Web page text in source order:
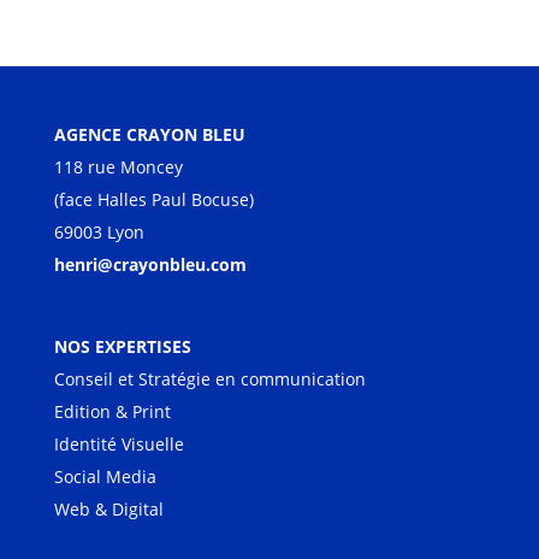
AGENCE CRAYON BLEU
118 rue Moncey
(face Halles Paul Bocuse)
69003 Lyon
henri@crayonbleu.com
NOS EXPERTISES
Conseil et Stratégie en communication
Edition & Print
Identité Visuelle
Social Media
Web & Digital